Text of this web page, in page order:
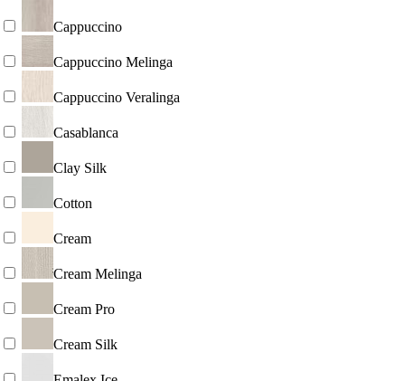
Cappuccino
Cappuccino Melinga
Cappuccino Veralinga
Casablanca
Clay Silk
Cotton
Cream
Cream Melinga
Cream Pro
Cream Silk